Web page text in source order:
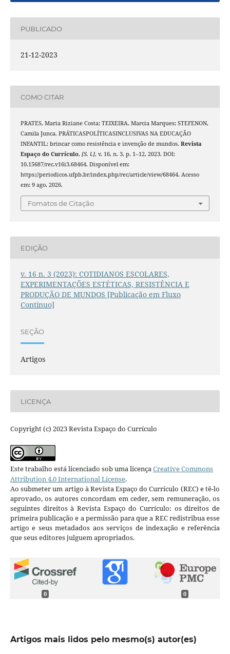
PUBLICADO
21-12-2023
COMO CITAR
PRATES, Maria Riziane Costa; TEIXEIRA, Marcia Marques; STEFENON,
Camila Junca. PRÁTICASPOLÍTICASINCLUSIVAS NA EDUCAÇÃO
INFANTIL: brincar como resistência e invenção de mundos. Revista
Espaço do Currículo, [S. l.], v. 16, n. 3, p. 1–12, 2023. DOI:
10.15687/rec.v16i3.68464. Disponível em:
https://periodicos.ufpb.br/index.php/rec/article/view/68464. Acesso
em: 9 ago. 2026.
Fomatos de Citação
EDIÇÃO
v. 16 n. 3 (2023): COTIDIANOS ESCOLARES,
EXPERIMENTAÇÕES ESTÉTICAS, RESISTÊNCIA E
PRODUÇÃO DE MUNDOS [Publicação em Fluxo
Contínuo]
SEÇÃO
Artigos
LICENÇA
Copyright (c) 2023 Revista Espaço do Currículo
Este trabalho está licenciado sob uma licençaCreative Commons
Attribution 4.0 International License.
Ao submeter um artigo à Revista Espaço do Currículo (REC) e tê-lo
aprovado, os autores concordam em ceder, sem remuneração, os
seguintes direitos à Revista Espaço do Currículo: os direitos de
primeira publicação e a permissão para que a REC redistribua esse
artigo e seus metadados aos serviços de indexação e referência
que seus editores julguem apropriados.
0 0
Artigos mais lidos pelo mesmo(s) autor(es)